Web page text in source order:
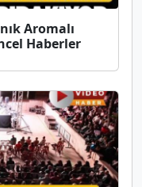
Aromalı
Haberler